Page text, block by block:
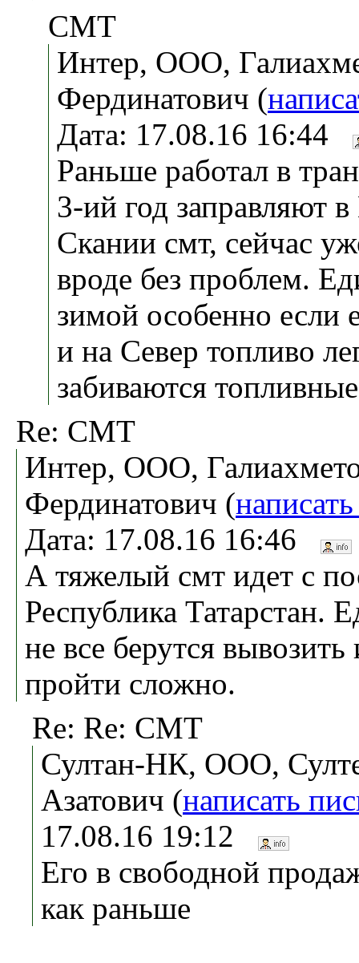
CМТ
Интер, ООО,
Фердинатович (
Дата: 17.08.16 16:44
Раньше работал в
3-ий год заправляют
Скании смт, сейчас
вроде без проблем.
зимой особенно если
и на Север топливо
забиваются
Re: СМТ
Интер, ООО,
Фердинатович (
Дата: 17.08.16 16:46
А тяжелый смт идет с
Республика Татарстан.
не все берутся
пройти сложно.
Re: Re: СМТ
Султан-НК, ООО,
Азатович (написать
17.08.16 19:12
Его в свободной
как раньше